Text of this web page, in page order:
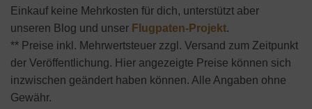
Einkauf keine Mehrkosten für dich, unterstützt aber
unseren Blog und unser Flugpaten-Projekt.
** Preise inkl. Mehrwertsteuer zzgl. Versand zum Zeitpunkt
der Veröffentlichung. Hier angezeigte Preise können sich
inzwischen geändert haben können. Alle Angaben ohne
Gewähr.